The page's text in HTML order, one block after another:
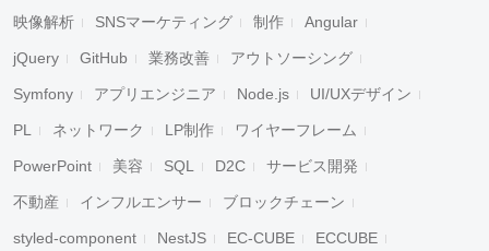
映像解析 SNSマーケティング 制作 Angular
jQuery GitHub 業務改善 アウトソーシング
Symfony アプリエンジニア Node.js UI/UXデザイン
PL ネットワーク LP制作 ワイヤーフレーム
PowerPoint 美容 SQL D2C サービス開発
不動産 インフルエンサー ブロックチェーン
styled-component NestJS EC-CUBE ECCUBE